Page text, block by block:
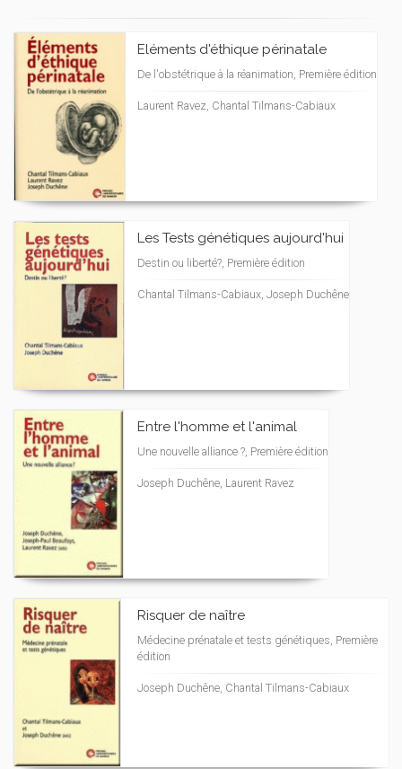
Eléments d'éthique périnatale
De l'obstétrique à la réanimation, Première édition
Laurent Ravez, Chantal Tilmans-Cabiaux
Les Tests génétiques aujourd'hui
Destin ou liberté?, Première édition
Chantal Tilmans-Cabiaux, Joseph Duchêne
Entre l'homme et l'animal
Une nouvelle alliance ?, Première édition
Joseph Duchêne, Laurent Ravez
Risquer de naître
Médecine prénatale et tests génétiques, Première
édition
Joseph Duchêne, Chantal Tilmans-Cabiaux